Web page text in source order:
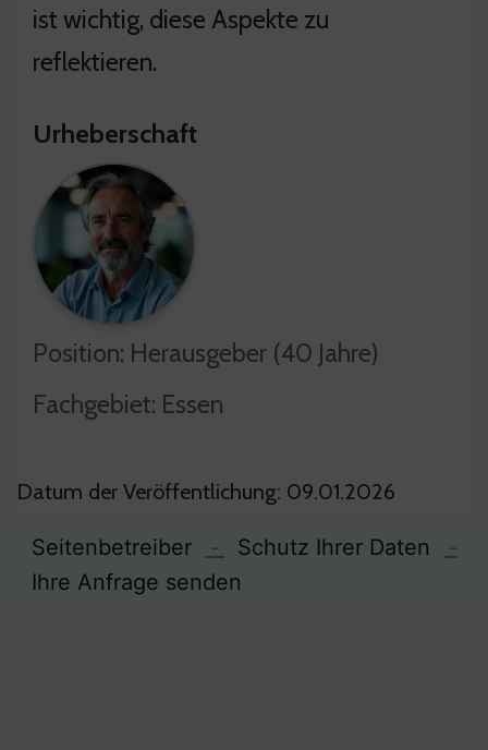
ist wichtig, diese Aspekte zu
reflektieren.
Urheberschaft
Position: Herausgeber (40 Jahre)
Fachgebiet: Essen
Datum der Veröffentlichung: 09.01.2026
Seitenbetreiber - Schutz Ihrer Daten
-
Ihre Anfrage senden